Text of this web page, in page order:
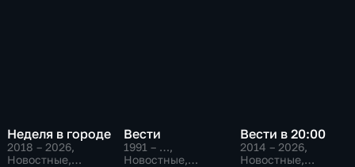
Неделя в городе
2018 – 2026,
Новостные,
Вести
1991 – …,
Новостные,
Вести в 20:00
2014 – 2026,
Новостные,